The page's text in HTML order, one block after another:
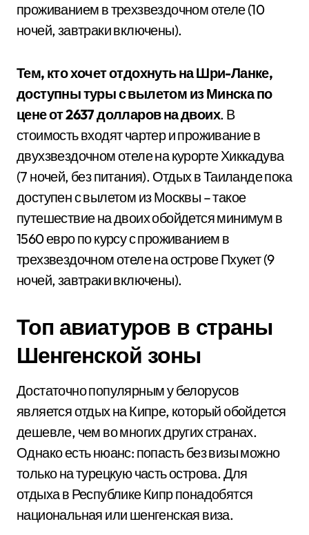
проживанием в трехзвездочном отеле (10
ночей, завтраки включены).
Тем, кто хочет отдохнуть на Шри-Ланке,
доступны туры с вылетом из Минска по
цене от 2637 долларов на двоих. В
стоимость входят чартер и проживание в
двухзвездочном отеле на курорте Хиккадува
(7 ночей, без питания). Отдых в Таиланде пока
доступен с вылетом из Москвы – такое
путешествие на двоих обойдется минимум в
1560 евро по курсу с проживанием в
трехзвездочном отеле на острове Пхукет (9
ночей, завтраки включены).
Топ авиатуров в страны
Шенгенской зоны
Достаточно популярным у белорусов
является отдых на Кипре, который обойдется
дешевле, чем во многих других странах.
Однако есть нюанс: попасть без визы можно
только на турецкую часть острова. Для
отдыха в Республике Кипр понадобятся
национальная или шенгенская виза.